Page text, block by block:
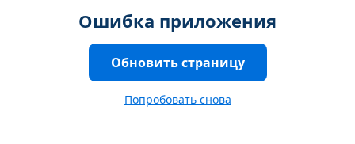
Ошибка приложения
Обновить страницу
Попробовать снова